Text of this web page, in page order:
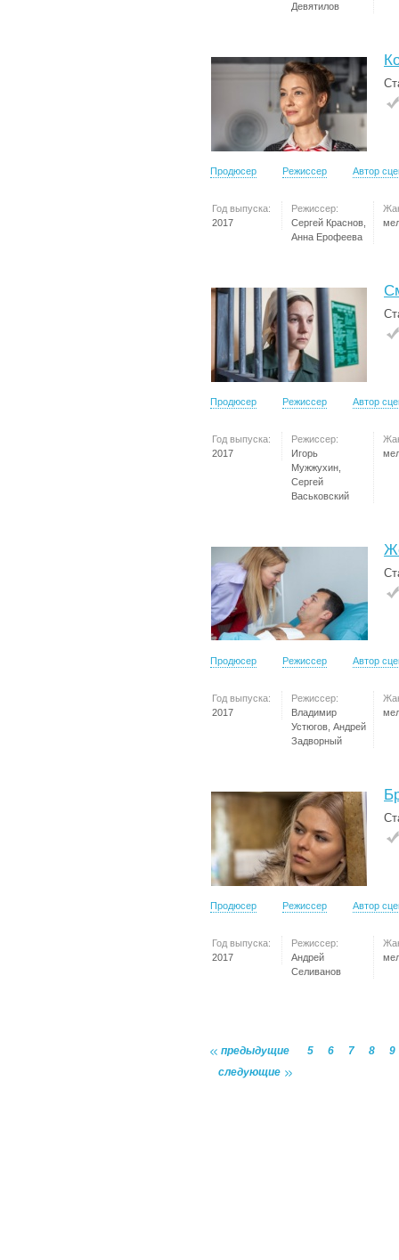
Девятилов
Продюсер Режиссер Автор
Год выпуска:
2017
Режиссер:
Сергей Краснов,
Анна Ерофеева
Продюсер Режиссер Автор
Год выпуска:
2017
Режиссер:
Игорь
Мужжухин,
Сергей
Васьковский
Продюсер Режиссер Автор
Год выпуска:
2017
Режиссер:
Владимир
Устюгов, Андрей
Задворный
Продюсер Режиссер Автор
Год выпуска:
2017
Режиссер:
Андрей
Селиванов
предыдущие 5 6 7 8
9
следующие